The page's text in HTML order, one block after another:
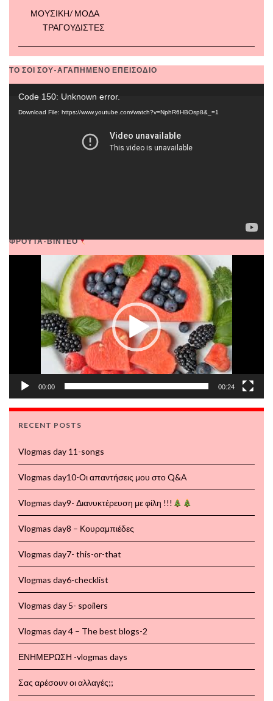
ΜΟΥΣΙΚΗ/ ΜΟΔΑ
ΤΡΑΓΟΥΔΙΣΤΕΣ
ΤΟ ΣΟΙ ΣΟΥ-ΑΓΑΠΗΜΕΝΟ ΕΠΕΙΣΟΔΙΟ
Code 150: Unknown error.
Download File: https://www.youtube.com/watch?v=NphR6HBOsp8&_=1
ΦΡΟΥΤΑ-ΒΙΝΤΕΟ
00:00 00:24
RECENT POSTS
Vlogmas day 11-songs
Vlogmas day10-Οι απαντήσεις μου στο Q&A
Vlogmas day9- Διανυκτέρευση με φίλη !!!
Vlogmas day8 – Κουραμπιέδες
Vlogmas day7- this-or-that
Vlogmas day6-checklist
Vlogmas day 5- spoilers
Vlogmas day 4 – The best blogs-2
ΕΝΗΜΕΡΩΣΗ -vlogmas days
Σας αρέσουν οι αλλαγές;;